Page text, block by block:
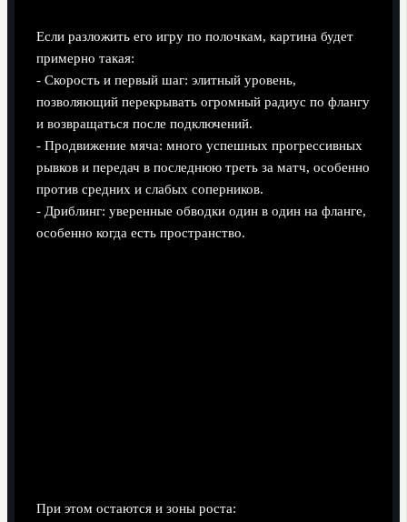
Если разложить его игру по полочкам, картина будет
примерно такая:
- Скорость и первый шаг: элитный уровень,
позволяющий перекрывать огромный радиус по флангу
и возвращаться после подключений.
- Продвижение мяча: много успешных прогрессивных
рывков и передач в последнюю треть за матч, особенно
против средних и слабых соперников.
- Дриблинг: уверенные обводки один в один на фланге,
особенно когда есть пространство.
При этом остаются и зоны роста: